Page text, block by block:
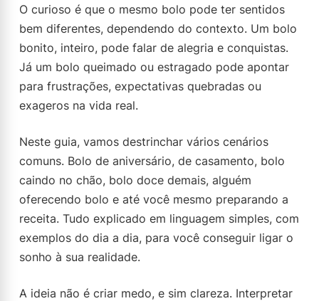
O curioso é que o mesmo bolo pode ter sentidos
bem diferentes, dependendo do contexto. Um bolo
bonito, inteiro, pode falar de alegria e conquistas.
Já um bolo queimado ou estragado pode apontar
para frustrações, expectativas quebradas ou
exageros na vida real.
Neste guia, vamos destrinchar vários cenários
comuns. Bolo de aniversário, de casamento, bolo
caindo no chão, bolo doce demais, alguém
oferecendo bolo e até você mesmo preparando a
receita. Tudo explicado em linguagem simples, com
exemplos do dia a dia, para você conseguir ligar o
sonho à sua realidade.
A ideia não é criar medo, e sim clareza. Interpretar